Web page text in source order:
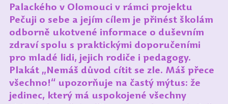
Palackého v Olomouci v rámci projektu
Pečuji o sebe a jejím cílem je přinést školám
odborně ukotvené informace o duševním
zdraví spolu s praktickými doporučeními
pro mladé lidi, jejich rodiče i pedagogy.
Plakát „Nemáš důvod cítit se zle. Máš přece
všechno!“ upozorňuje na častý mýtus: že
jedinec, který má uspokojené všechny